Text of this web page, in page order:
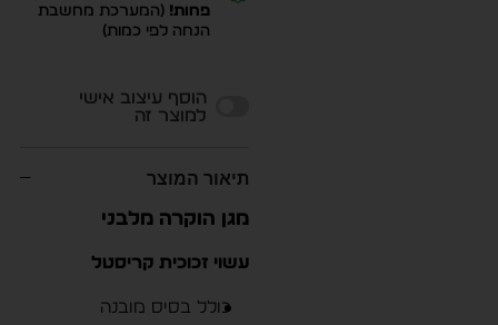
פחות! (המערכת מחשבת
הנחה לפי כמות)
הוסף עיצוב אישי
למוצר זה
תיאור המוצר
מגן הוקרה מלבני
עשוי זכוכית קריסטל
כולל בסיס מובנה